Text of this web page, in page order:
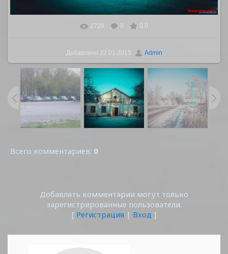
В реальном размере 1152x768
2728 0 0.0
Добавлено 22.01.2015 Admin
Всего комментариев: 0
Добавлять комментарии могут только
зарегистрированные пользователи.
[ Регистрация | Вход ]